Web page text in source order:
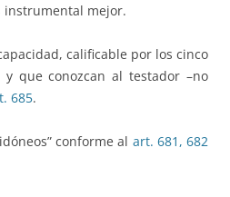
instrumental mejor.
calificable por los cinco
que conozcan al testador –no
685.
conforme al art. 681, 682